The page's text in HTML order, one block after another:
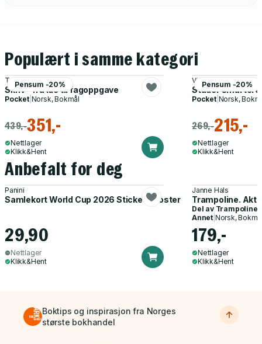
Populært i samme kategori
Pensum -20%
Tove Pettersen
Skriv - fra idé til fagoppgave
Pocket| Norsk, Bokmål
439,-351,-
Nettlager
Klikk&Hent
Pensum -20%
Vivian Kjelland,
Studer
Pocket| Norsk,
269,-215,-
Nettlager
Klikk&Hent
Anbefalt for deg
Panini
Samlekort World Cup 2026 Sticker Booster
29,90
Nettlager
Klikk&Hent
Janne Hals
Trampoline.
Del av Trampoline
Annet| Norsk,
179,-
Nettlager
Klikk&Hent
Boktips og inspirasjon fra Norges
største bokhandel